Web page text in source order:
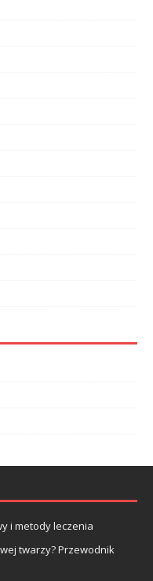
i metody leczenia
twarzy? Przewodnik